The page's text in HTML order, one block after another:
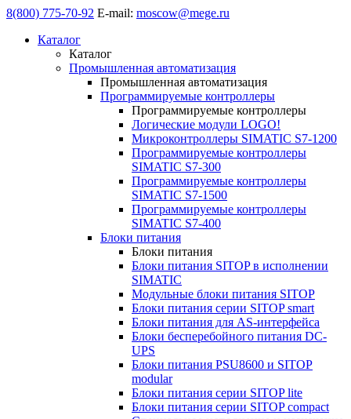
8(800) 775-70-92 E-mail: moscow@mege.ru
Каталог
Каталог
Промышленная автоматизация
Промышленная автоматизация
Программируемые контроллеры
Программируемые контроллеры
Логические модули LOGO!
Микроконтроллеры SIMATIC S7-1200
Программируемые контроллеры
SIMATIC S7-300
Программируемые контроллеры
SIMATIC S7-1500
Программируемые контроллеры
SIMATIC S7-400
Блоки питания
Блоки питания
Блоки питания SITOP в исполнении
SIMATIC
Модульные блоки питания SITOP
Блоки питания серии SITOP smart
Блоки питания для AS-интерфейса
Блоки бесперебойного питания DC-
UPS
Блоки питания PSU8600 и SITOP
modular
Блоки питания серии SITOP lite
Блоки питания серии SITOP compact